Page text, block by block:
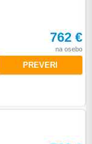
762 €
na osebo
PREVERI